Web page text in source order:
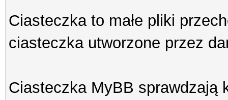
Ciasteczka to małe pliki
ciasteczka utworzone przez
Ciasteczka MyBB sprawdzają